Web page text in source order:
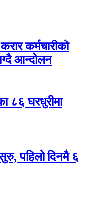
कर्मचारीको
आन्दोलन
८६ घरधुरीमा
पहिलो दिनमै ६